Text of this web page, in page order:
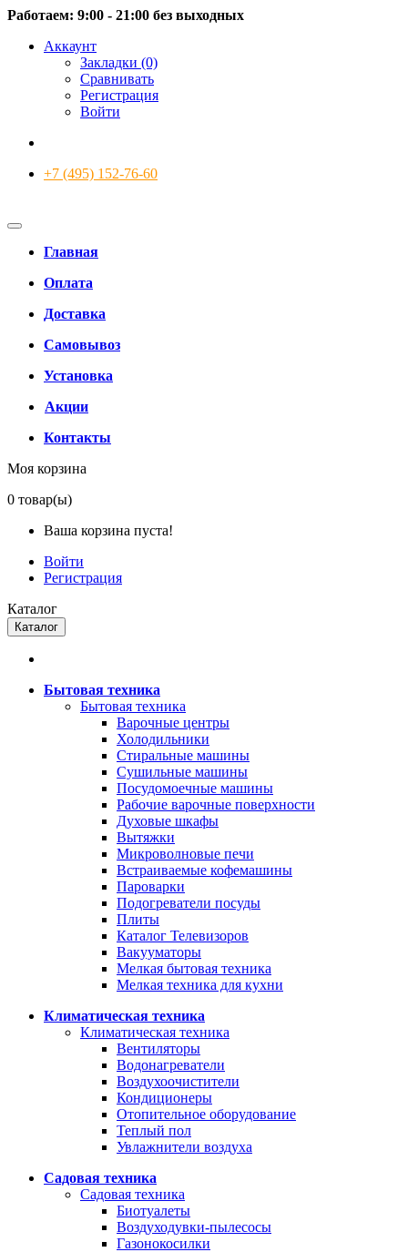
Работаем: 9:00 - 21:00 без выходных
Аккаунт
Закладки (0)
Сравнивать
Регистрация
Войти
+7 (495) 152-76-60
Главная
Оплата
Доставка
Самовывоз
Установка
Акции
Контакты
Моя корзина
0 товар(ы)
Ваша корзина пуста!
Войти
Регистрация
Каталог
Каталог
Бытовая техника
Бытовая техника
Варочные центры
Холодильники
Стиральные машины
Сушильные машины
Посудомоечные машины
Рабочие варочные поверхности
Духовые шкафы
Вытяжки
Микроволновые печи
Встраиваемые кофемашины
Пароварки
Подогреватели посуды
Плиты
Каталог Телевизоров
Вакууматоры
Мелкая бытовая техника
Мелкая техника для кухни
Климатическая техника
Климатическая техника
Вентиляторы
Водонагреватели
Воздухоочистители
Кондиционеры
Отопительное оборудование
Теплый пол
Увлажнители воздуха
Садовая техника
Садовая техника
Биотуалеты
Воздуходувки-пылесосы
Газонокосилки